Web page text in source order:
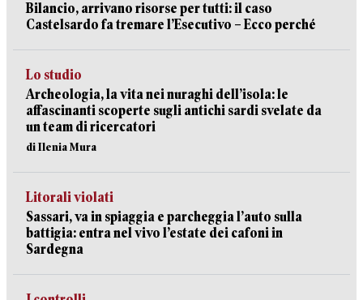
Bilancio, arrivano risorse per tutti: il caso
Castelsardo fa tremare l’Esecutivo – Ecco perché
Lo studio
Archeologia, la vita nei nuraghi dell’isola: le
affascinanti scoperte sugli antichi sardi svelate da
un team di ricercatori
di Ilenia Mura
Litorali violati
Sassari, va in spiaggia e parcheggia l’auto sulla
battigia: entra nel vivo l’estate dei cafoni in
Sardegna